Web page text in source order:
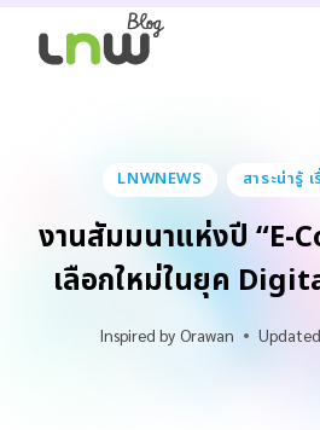
LNWNEWS สาระน่ารู้
งานสัมมนาแห่งปี “E-
เลือกใหม่ในยุค
Inspired by Orawan